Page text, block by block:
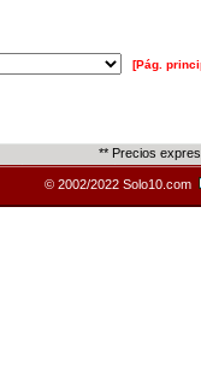
[Pág.
** Precios
© 2002/2022 Solo10.com